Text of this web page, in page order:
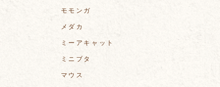
モモンガ
メダカ
ミーアキャット
ミニブタ
マウス